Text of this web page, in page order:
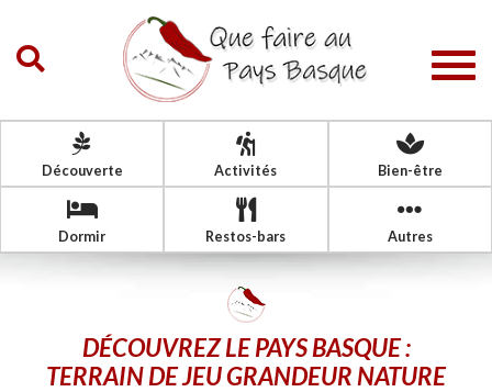
Découverte Activités Bien-être
Dormir Restos-bars Autres
DÉCOUVREZ LE PAYS BASQUE :
TERRAIN DE JEU GRANDEUR NATURE